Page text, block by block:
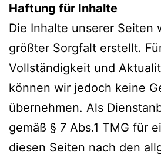
Haftung für Inhalte
Die Inhalte unserer Seiten
größter Sorgfalt erstellt.
Vollständigkeit und
können wir jedoch keine
übernehmen. Als
gemäß § 7 Abs.1 TMG für
diesen Seiten nach den